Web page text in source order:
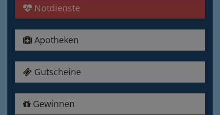
Notdienste
Apotheken
Gutscheine
Gewinnen